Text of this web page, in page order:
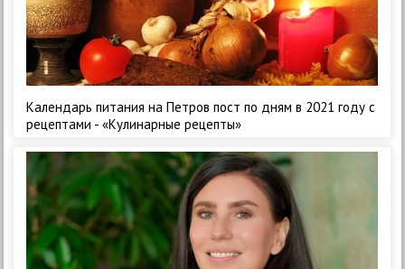
Календарь питания на Петров пост по дням в 2021 году с
рецептами - «Кулинарные рецепты»